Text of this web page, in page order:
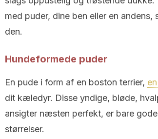
med puder, dine ben eller en
den.
Hundeformede puder
En pude i form af en boston terrier,
dit kæledyr. Disse yndige, bløde,
ansigter næsten perfekt, er bare
størrelser.